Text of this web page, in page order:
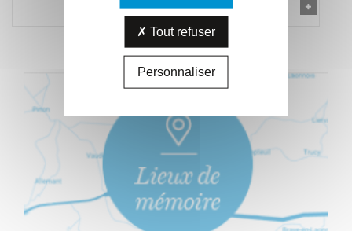
Tout refuser
Personnaliser